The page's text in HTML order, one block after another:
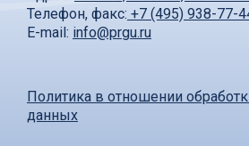
Телефон, факс: +7 (495) 938-77-
E-mail: info@prgu.ru
Политика в отношении
данных